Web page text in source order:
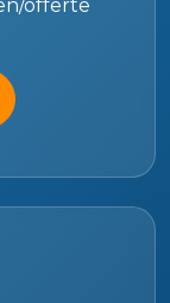
offerte